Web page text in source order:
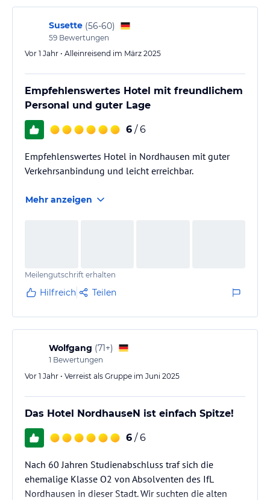
Susette (56-60)
59 Bewertungen
Vor 1 Jahr • Alleinreisend im März 2025
Empfehlenswertes Hotel mit freundlichem
Personal und guter Lage
6 / 6
Empfehlenswertes Hotel in Nordhausen mit guter
Verkehrsanbindung und leicht erreichbar.
Mehr anzeigen
Meilengutschrift erhalten
Hilfreich Teilen
Wolfgang (71+)
1 Bewertungen
Vor 1 Jahr • Verreist als Gruppe im Juni 2025
Das Hotel NordhauseN ist einfach Spitze!
6 / 6
Nach 60 Jahren Studienabschluss traf sich die
ehemalige Klasse O2 von Absolventen des IfL
Nordhausen in dieser Stadt. Wir suchten die alten